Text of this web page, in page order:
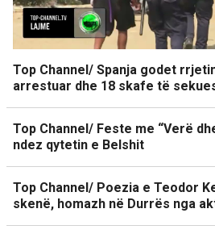
Top Channel/ Spanja godet
arrestuar dhe 18 skafe të
Top Channel/ Feste me “Verë
ndez qytetin e Belshit
Top Channel/ Poezia e Teodor
skenë, homazh në Durrës nga